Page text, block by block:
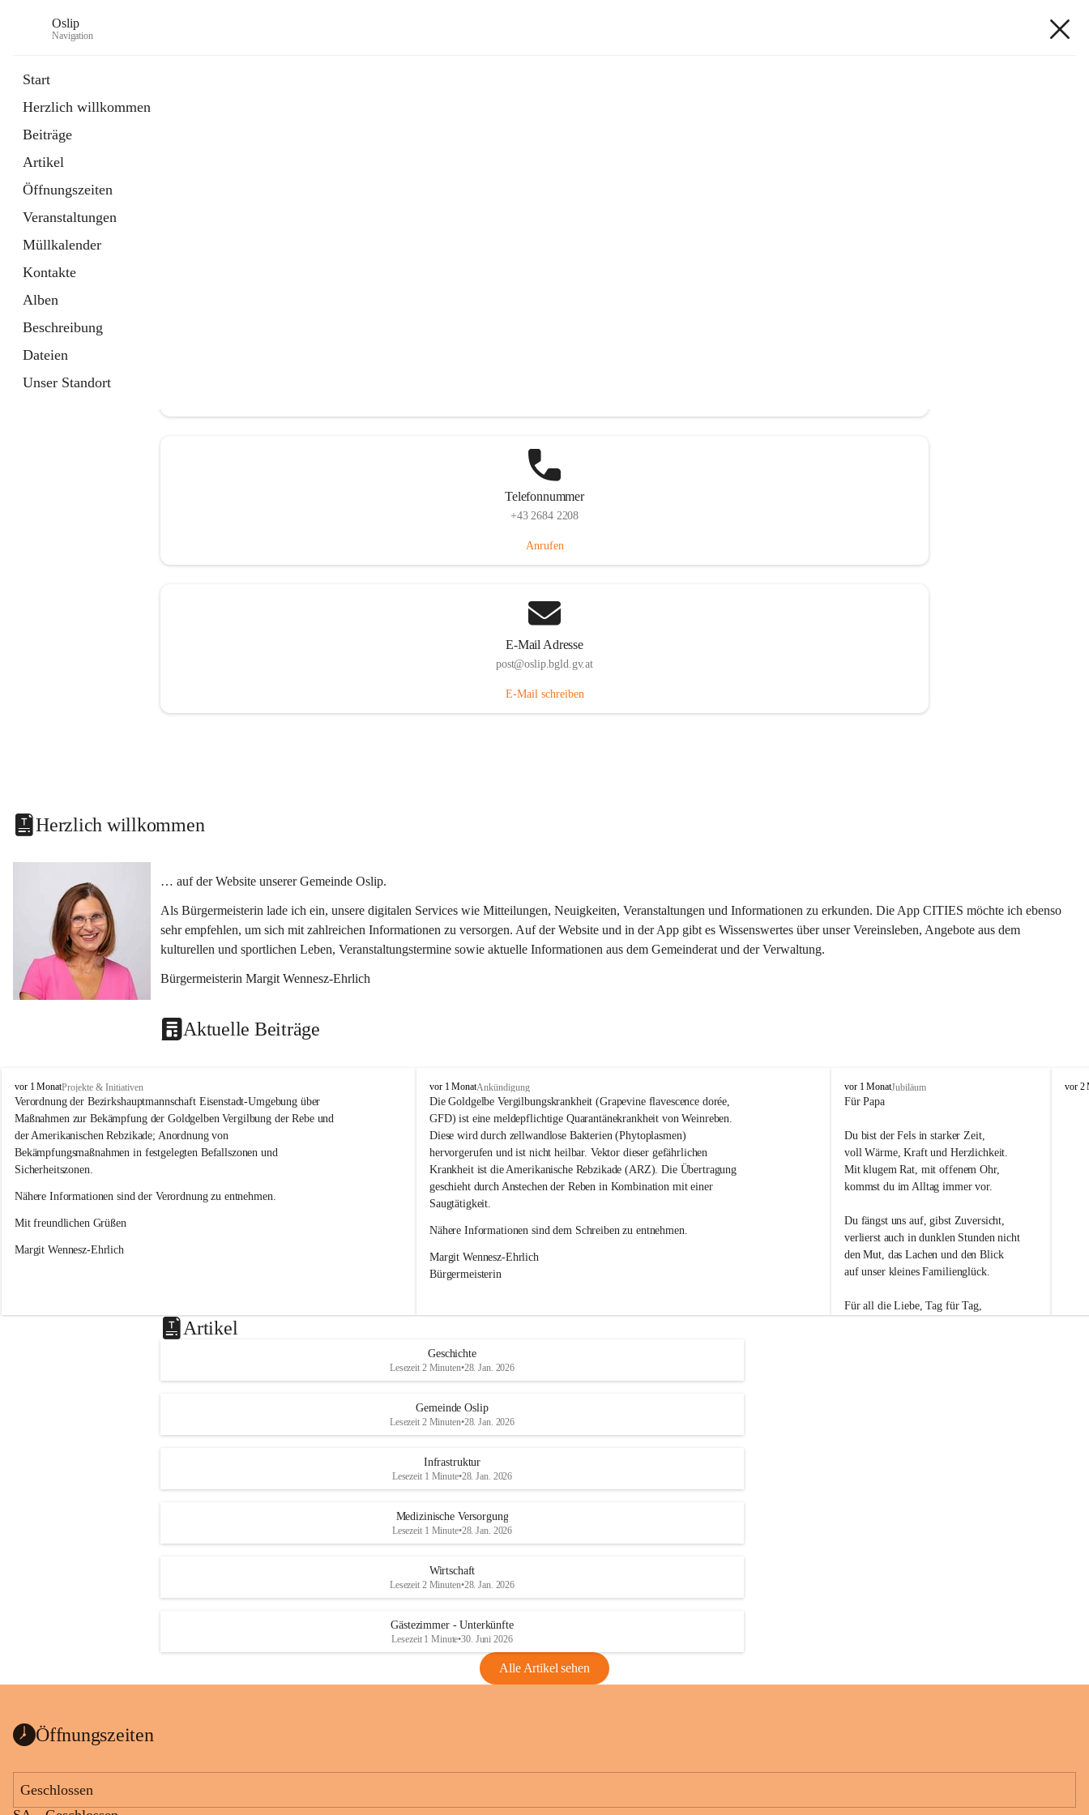
Oslip
Navigation
Start
Herzlich willkommen
Beiträge
Artikel
Öffnungszeiten
Veranstaltungen
Müllkalender
Kontakte
Alben
Beschreibung
Dateien
Unser Standort
Telefonnummer
+43 2684 2208
Anrufen
E-Mail Adresse
post@oslip.bgld.gv.at
E-Mail schreiben
Herzlich willkommen
… auf der Website unserer Gemeinde Oslip.
Als Bürgermeisterin lade ich ein, unsere digitalen Services wie Mitteilungen, Neuigkeiten, Veranstaltungen und Informationen zu erkunden. Die App CITIES möchte ich ebenso
sehr empfehlen, um sich mit zahlreichen Informationen zu versorgen. Auf der Website und in der App gibt es Wissenswertes über unser Vereinsleben, Angebote aus dem
kulturellen und sportlichen Leben, Veranstaltungstermine sowie aktuelle Informationen aus dem Gemeinderat und der Verwaltung.
Bürgermeisterin Margit Wennesz-Ehrlich
Aktuelle Beiträge
O
s
l
i
p
vor 1 MonatProjekte & Initiativen
Verordnung der Bezirkshauptmannschaft Eisenstadt-Umgebung über
Maßnahmen zur Bekämpfung der Goldgelben Vergilbung der Rebe und
der Amerikanischen Rebzikade; Anordnung von
Bekämpfungsmaßnahmen in festgelegten Befallszonen und
Sicherheitszonen.
Nähere Informationen sind der Verordnung zu entnehmen.
Mit freundlichen Grüßen
Margit Wennesz-Ehrlich
O
s
l
i
p
vor 1 MonatAnkündigung
Die Goldgelbe Vergilbungskrankheit (Grapevine flavescence dorée,
GFD) ist eine meldepflichtige Quarantänekrankheit von Weinreben.
Diese wird durch zellwandlose Bakterien (Phytoplasmen)
hervorgerufen und ist nicht heilbar. Vektor dieser gefährlichen
Krankheit ist die Amerikanische Rebzikade (ARZ). Die Übertragung
geschieht durch Anstechen der Reben in Kombination mit einer
Saugtätigkeit.
Nähere Informationen sind dem Schreiben zu entnehmen.
Margit Wennesz-Ehrlich
Bürgermeisterin
O
s
i
vor 1 MonatJubiläum
Für Papa
Du bist der Fels in starker Zeit,
voll Wärme, Kraft und Herzlichkeit.
Mit klugem Rat, mit offenem Ohr,
kommst du im Alltag immer vor.
Du fängst uns auf, gibst Zuversicht,
verlierst auch in dunklen Stunden nicht
den Mut, das Lachen und den Blick
auf unser kleines Familienglück.
Für all die Liebe, Tag für Tag,
O
vor 2
Artikel
Geschichte
Lesezeit 2 Minuten•28. Jan. 2026
Gemeinde Oslip
Lesezeit 2 Minuten•28. Jan. 2026
Infrastruktur
Lesezeit 1 Minute•28. Jan. 2026
Medizinische Versorgung
Lesezeit 1 Minute•28. Jan. 2026
Wirtschaft
Lesezeit 2 Minuten•28. Jan. 2026
Gästezimmer - Unterkünfte
Lesezeit 1 Minute•30. Juni 2026
Alle Artikel sehen
Öffnungszeiten
Geschlossen